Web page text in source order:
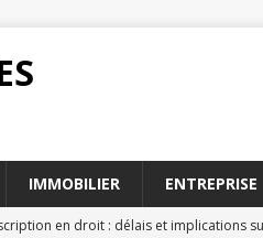
IMMOBILIER ENTREPRISE
en droit : délais et implications